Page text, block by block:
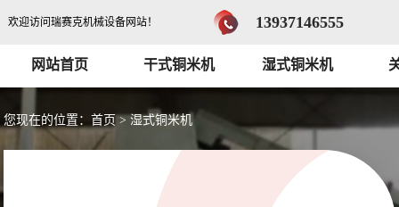
欢迎访问瑞赛克机械设备网站！ 13937146555
网站首页 干式铜米机 湿式铜米机
您现在的位置：首页 >湿式铜米机